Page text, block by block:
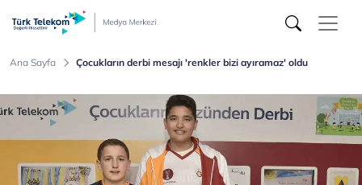
Telekom
Medya
Ana Sayfa Çocukların derbi mesajı 'renkler bizi ayıramaz' oldu